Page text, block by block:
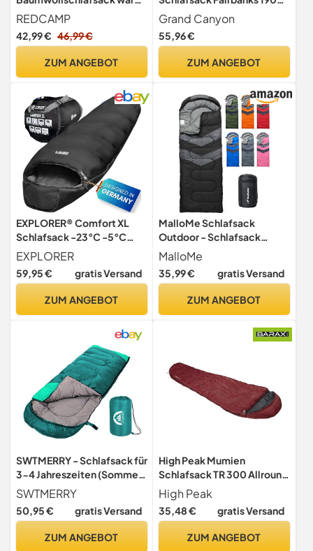
Erwachsene, Flanell, 3-4
Jahreszeit
REDCAMP
42,99 € 46,99 €
ZUM ANGEBOT
Capulet Olive,
Einheitsgrösse
Grand Canyon
55,96 €
ZUM ANGEBOT
EXPLORER® Comfort XL
Schlafsack -23°C -5°C
[350GSM] 3-4
Jahreszeiten Winter
Mumienschlafsack
Erwachsene[2000g]
kombinierbar, ideal für
Outdoor, Camping,
Trekking und Reisen
EXPLORER
59,95 € gratis Versand
ZUM ANGEBOT
MalloMe Schlafsack
Outdoor - Schlafsack
Erwachsene und Kinder -
Schlafsacke Winter,
Schlafsäcke, Camping
Deckenschlafsack -
MalloMe
35,99 € gratis Versand
ZUM ANGEBOT
SWTMERRY - Schlafsack für
3-4 Jahreszeiten (Sommer,
Frühling, Herbst, Winter)
warmes und kühles Wetter
– leicht, Jugendliche und
Rucksackreisen und
SWTMERRY
50,95 € gratis Versand
ZUM ANGEBOT
High Peak Mumien
Schlafsack TR 300 Allround
Trekking 4 Jahreszeiten
Leicht -16°C RV Links
High Peak
35,48 € gratis Versand
ZUM ANGEBOT